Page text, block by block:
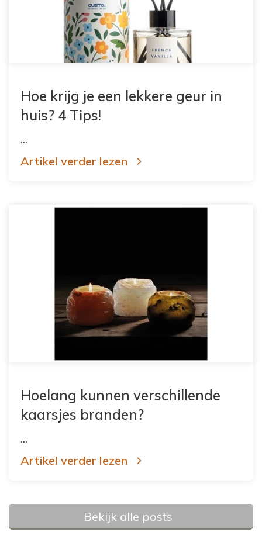
Hoe krijg je een lekkere geur in
huis? 4 Tips!
...
Artikel verder lezen
Hoelang kunnen verschillende
kaarsjes branden?
...
Artikel verder lezen
Bekijk alle posts